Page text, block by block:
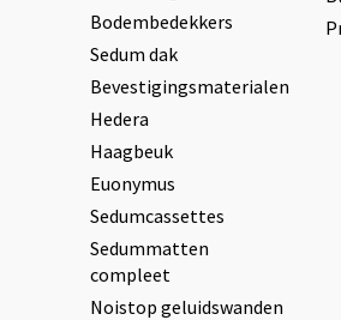
Bodembedekkers
Sedum dak
Bevestigingsmaterialen
Hedera
Haagbeuk
Euonymus
Sedumcassettes
Sedummatten
compleet
Noistop geluidswanden